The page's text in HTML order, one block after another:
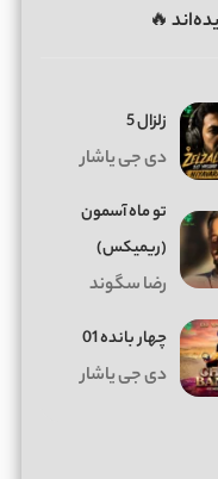
🔥
زلزال 5
دی جی یاشار
تو ماه آسمون
(ریمیکس)
رضا سگوند
چهار بانده 01
دی جی یاشار